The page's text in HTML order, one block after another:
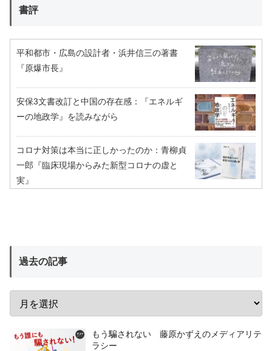
書評
平和都市・広島の設計者・浜井信三の著書
『原爆市長』
安保3文書改訂と中国の存在感：『エネルギ
ーの地政学』を読みながら
コロナ対策は本当に正しかったのか：青柳貞
一郎『臨床現場からみた新型コロナの虚と
実』
過去の記事
もう騙されない 藤原かずえのメディアリテ
ラシー